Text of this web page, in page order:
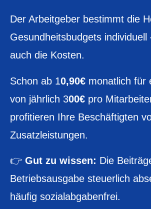
Der Arbeitgeber bestimmt die
Gesundheitsbudgets individuell
auch die Kosten.
Schon ab 10,90€ monatlich für
von jährlich 300€ pro
profitieren Ihre Beschäftigten
Zusatzleistungen.
👉 Gut zu wissen: Die
Betriebsausgabe steuerlich
häufig sozialabgabenfrei.